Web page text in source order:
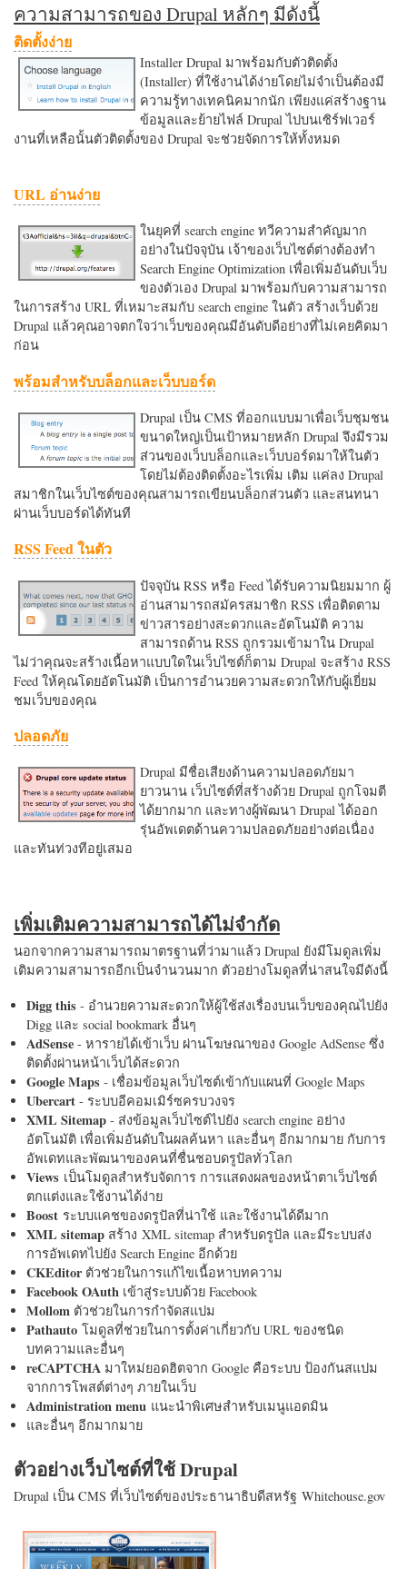
ความสามารถของ Drupal หลักๆ มีดังนี้
ติดตั้งง่าย
Installer Drupal มาพร้อมกับตัวติดตั้ง
(Installer) ที่ใช้งานได้ง่ายโดยไม่จำเป็นต้องมี
ความรู้ทางเทคนิคมากนัก เพียงแค่สร้างฐาน
ข้อมูลและย้ายไฟล์ Drupal ไปบนเซิร์ฟเวอร์
งานที่เหลือนั้นตัวติดตั้งของ Drupal จะช่วยจัดการให้ทั้งหมด
URL อ่านง่าย
ในยุคที่ search engine ทวีความสำคัญมาก
อย่างในปัจจุบัน เจ้าของเว็บไซต์ต่างต้องทำ
Search Engine Optimization เพื่อเพิ่มอันดับเว็บ
ของตัวเอง Drupal มาพร้อมกับความสามารถ
ในการสร้าง URL ที่เหมาะสมกับ search engine ในตัว สร้างเว็บด้วย
Drupal แล้วคุณอาจตกใจว่าเว็บของคุณมีอันดับดีอย่างที่ไม่เคยคิดมา
ก่อน
พร้อมสำหรับบล็อกและเว็บบอร์ด
Drupal เป็น CMS ที่ออกแบบมาเพื่อเว็บชุมชน
ขนาดใหญ่เป็นเป้าหมายหลัก Drupal จึงมีรวม
ส่วนของเว็บบล็อกและเว็บบอร์ดมาให้ในตัว
โดยไม่ต้องติดตั้งอะไรเพิ่ม เติม แค่ลง Drupal
สมาชิกในเว็บไซต์ของคุณสามารถเขียนบล็อกส่วนตัว และสนทนา
ผ่านเว็บบอร์ดได้ทันที
RSS Feed ในตัว
ปัจจุบัน RSS หรือ Feed ได้รับความนิยมมาก ผู้
อ่านสามารถสมัครสมาชิก RSS เพื่อติดตาม
ข่าวสารอย่างสะดวกและอัตโนมัติ ความ
สามารถด้าน RSS ถูกรวมเข้ามาใน Drupal
ไม่ว่าคุณจะสร้างเนื้อหาแบบใดในเว็บไซต์ก็ตาม Drupal จะสร้าง RSS
Feed ให้คุณโดยอัตโนมัติ เป็นการอำนวยความสะดวกใหักับผู้เยี่ยม
ชมเว็บของคุณ
ปลอดภัย
Drupal มีชื่อเสียงด้านความปลอดภัยมา
ยาวนาน เว็บไซต์ที่สร้างด้วย Drupal ถูกโจมตี
ได้ยากมาก และทางผู้พัฒนา Drupal ได้ออก
รุ่นอัพเดตด้านความปลอดภัยอย่างต่อเนื่อง
และทันท่วงทีอยู่เสมอ
เพิ่มเติมความสามารถได้ไม่จำกัด
นอกจากความสามารถมาตรฐานที่ว่ามาแล้ว Drupal ยังมีโมดูลเพิ่ม
เติมความสามารถอีกเป็นจำนวนมาก ตัวอย่างโมดูลที่น่าสนใจมีดังนี้
Digg this - อำนวยความสะดวกให้ผู้ใช้ส่งเรื่องบนเว็บของคุณไปยัง
Digg และ social bookmark อื่นๆ
AdSense - หารายได้เข้าเว็บ ผ่านโฆษณาของ Google AdSense ซึ่ง
ติดตั้งผ่านหน้าเว็บได้สะดวก
Google Maps - เชื่อมข้อมูลเว็บไซต์เข้ากับแผนที่ Google Maps
Ubercart - ระบบอีคอมเมิร์ซครบวงจร
XML Sitemap - ส่งข้อมูลเว็บไซต์ไปยัง search engine อย่าง
อัตโนมัติ เพื่อเพิ่มอันดับในผลค้นหา และอื่นๆ อีกมากมาย กับการ
อัพเดทและพัฒนาของคนที่ชื่นชอบดรูปัลทั่วโลก
Views เป็นโมดูลสำหรับจัดการ การแสดงผลของหน้าตาเว็บไซต์
ตกแต่งและใช้งานได้ง่าย
Boost ระบบแคชของดรูปัลที่น่าใช้ และใช้งานได้ดีมาก
XML sitemap สร้าง XML sitemap สำหรับดรูปัล และมีระบบส่ง
การอัพเดทไปยัง Search Engine อีกด้วย
CKEditorตัวช่วยในการแก้ไขเนื้อหาบทความ
Facebook OAuth เข้าสู่ระบบด้วย Facebook
Mollom ตัวช่วยในการกำจัดสแปม
Pathauto โมดูลที่ช่วยในการตั้งค่าเกี่ยวกับ URL ของชนิด
บทความและอื่นๆ
reCAPTCHA มาใหม่ยอดฮิตจาก Google คือระบบ ป้องกันสแปม
จากการโพสต์ต่างๆ ภายในเว็บ
Administration menu แนะนำพิเศษสำหรับเมนูแอดมิน
และอื่นๆ อีกมากมาย
ตัวอย่างเว็บไซต์ที่ใช้ Drupal
Drupal เป็น CMS ที่เว็บไซต์ของประธานาธิบดีสหรัฐ Whitehouse.gov